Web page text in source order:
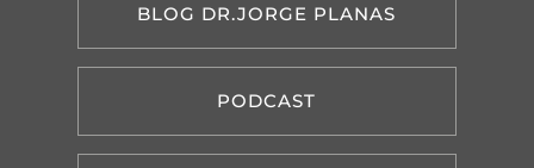
BLOG DR.JORGE PLANAS
PODCAST